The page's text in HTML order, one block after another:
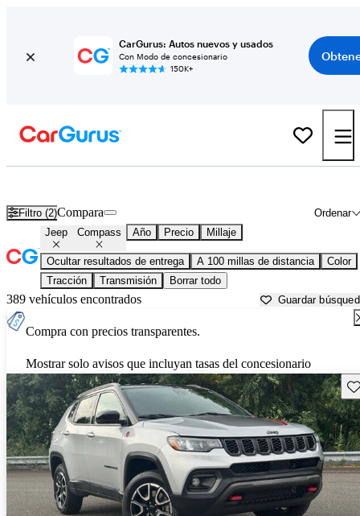
CarGurus: Autos nuevos y usados
Con Modo de concesionario
150K+
Filtro (2) Ordenar
Compara
Jeep Compass Año Precio Millaje
Ocultar resultados de entrega A 100 millas de distancia
Color
Tracción
Transmisión Borrar todo
389 vehículos encontrados Guardar
Compra con precios transparentes.
Mostrar solo avisos que incluyan tasas del concesionario